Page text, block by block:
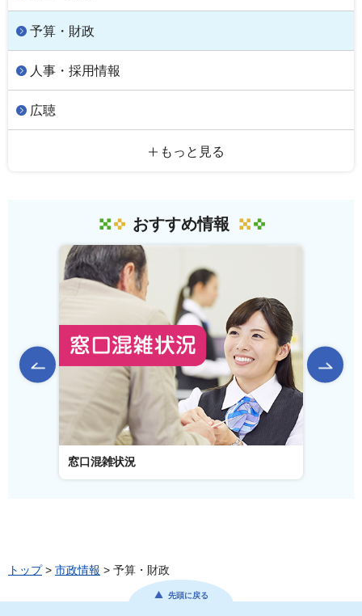
予算・財政
人事・採用情報
広聴
もっと見る
おすすめ情報
前のスライドを表示
窓口混雑状況
トップ> 市政情報 > 予算・財政
先頭に戻る